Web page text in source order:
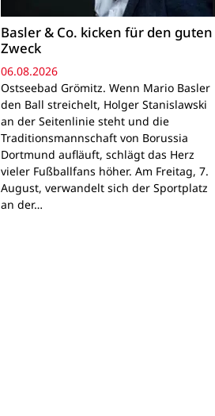
Basler & Co. kicken für den guten
Zweck
06.08.2026
Ostseebad Grömitz. Wenn Mario Basler
den Ball streichelt, Holger Stanislawski
an der Seitenlinie steht und die
Traditionsmannschaft von Borussia
Dortmund aufläuft, schlägt das Herz
vieler Fußballfans höher. Am Freitag, 7.
August, verwandelt sich der Sportplatz
an der…